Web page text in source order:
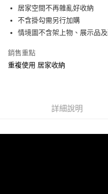
運送方式
宅配
居家空間不再雜亂好收納
不含掛勾需另行加購
情境圖不含架上物、展示品
銷售重點
重複使用 居家收納
詳細說明